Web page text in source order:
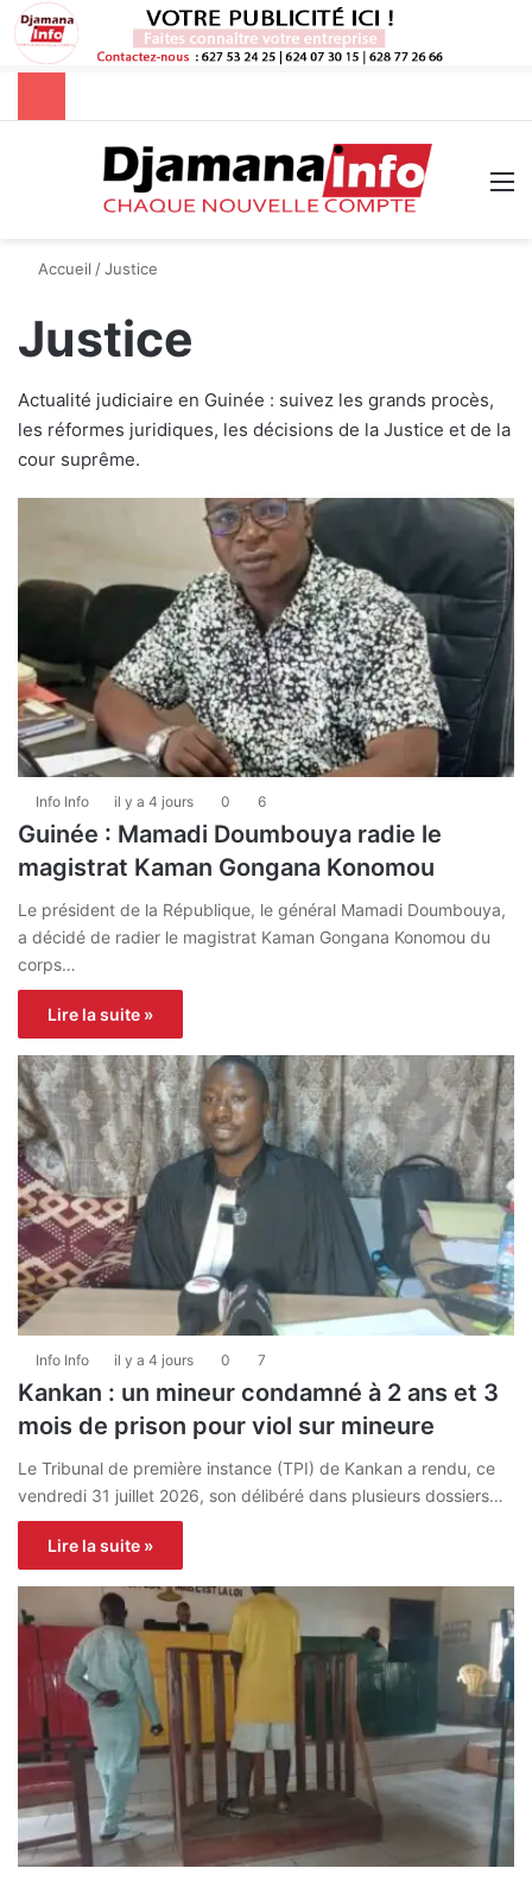
Rechercher
Accueil /Justice
Justice
Actualité judiciaire en Guinée : suivez les grands procès,
les réformes juridiques, les décisions de la Justice et de la
cour suprême.
Info Info il y a 4 jours 0 6
Guinée : Mamadi Doumbouya radie le
magistrat Kaman Gongana Konomou
Le président de la République, le général Mamadi Doumbouya,
a décidé de radier le magistrat Kaman Gongana Konomou du
corps…
Lire la suite »
Info Info il y a 4 jours 0 7
Kankan : un mineur condamné à 2 ans et 3
mois de prison pour viol sur mineure
Le Tribunal de première instance (TPI) de Kankan a rendu, ce
vendredi 31 juillet 2026, son délibéré dans plusieurs dossiers…
Lire la suite »